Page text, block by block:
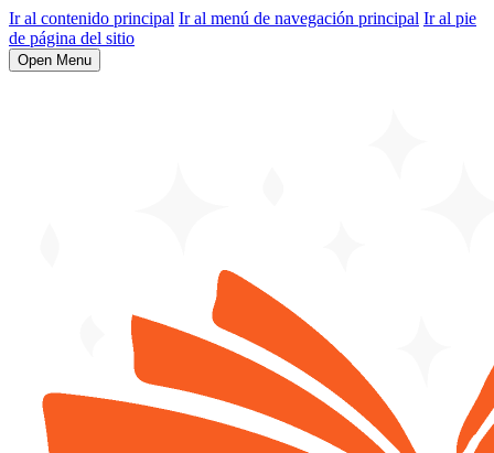
Ir al contenido principal Ir al menú de navegación principal Ir al pie
de página del sitio
Open Menu